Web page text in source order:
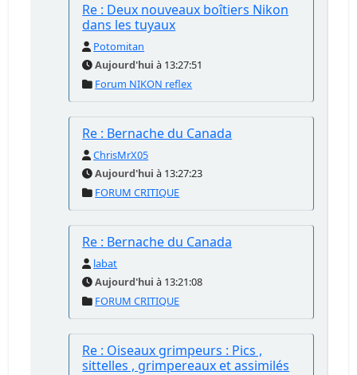
Re : Deux nouveaux boîtiers Nikon
dans les tuyaux
Potomitan
Aujourd'hui à 13:27:51
Forum NIKON reflex
Re : Bernache du Canada
ChrisMrX05
Aujourd'hui à 13:27:23
FORUM CRITIQUE
Re : Bernache du Canada
labat
Aujourd'hui à 13:21:08
FORUM CRITIQUE
Re : Oiseaux grimpeurs : Pics ,
sittelles , grimpereaux et assimilés